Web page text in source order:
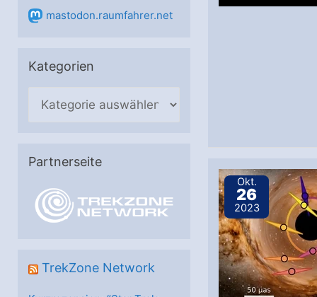
mastodon.raumfahrer.net
Kategorien
e
e
Partnerseite
TrekZone Network
Okt.
26
2023